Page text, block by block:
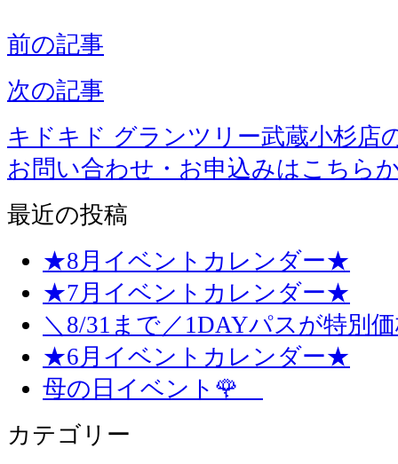
前の記事
次の記事
キドキド グランツリー武蔵小杉店
お問い合わせ・お申込みはこちら
最近の投稿
★8月イベントカレンダー★
★7月イベントカレンダー★
＼8/31まで／1DAYパスが特別
★6月イベントカレンダー★
母の日イベント🌹
カテゴリー